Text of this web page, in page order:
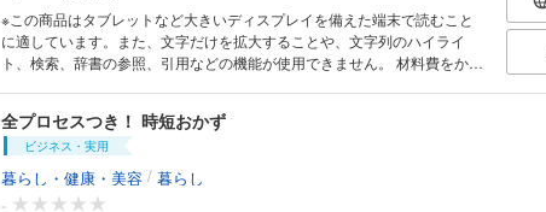
※この商品はタブレットなど大きいディスプレイを備えた端末で読むこと
に適しています。また、文字だけを拡大することや、文字列のハイライ
ト、検索、辞書の参照、引用などの機能が使用できません。 材料費をかけ
組み合わせれば、安くて手軽、 おいしい鍋料理が作れます。だから、今日
もあったか鍋がうれしい。 ■Part 1■味わい鍋 《肉と野菜》鶏のつみれと小
松菜／鶏手羽先とにんじん／ベーコンとキャベツ／ 豚バラと大根／豚こま
とにら／鶏胸肉とじゃがいも／肉だんごとレタス／ 《魚と野菜》たらと春
全プロセスつき！ 時短おかず
ビジネス・実用
暮らし・健康・美容 / 暮らし
-